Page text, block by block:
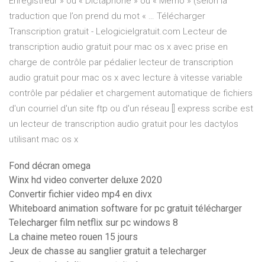
traduction que l’on prend du mot « … Télécharger
Transcription gratuit - Lelogicielgratuit.com Lecteur de
transcription audio gratuit pour mac os x avec prise en
charge de contrôle par pédalier lecteur de transcription
audio gratuit pour mac os x avec lecture à vitesse variable
contrôle par pédalier et chargement automatique de fichiers
d'un courriel d'un site ftp ou d'un réseau [] express scribe est
un lecteur de transcription audio gratuit pour les dactylos
utilisant mac os x
Fond décran omega
Winx hd video converter deluxe 2020
Convertir fichier video mp4 en divx
Whiteboard animation software for pc gratuit télécharger
Telecharger film netflix sur pc windows 8
La chaine meteo rouen 15 jours
Jeux de chasse au sanglier gratuit a telecharger